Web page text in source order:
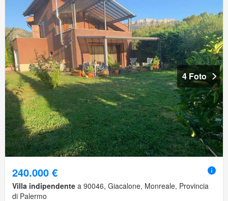
4 Foto
240.000 €
Villa indipendente a 90046, Giacalone, Monreale, Provincia
di Palermo